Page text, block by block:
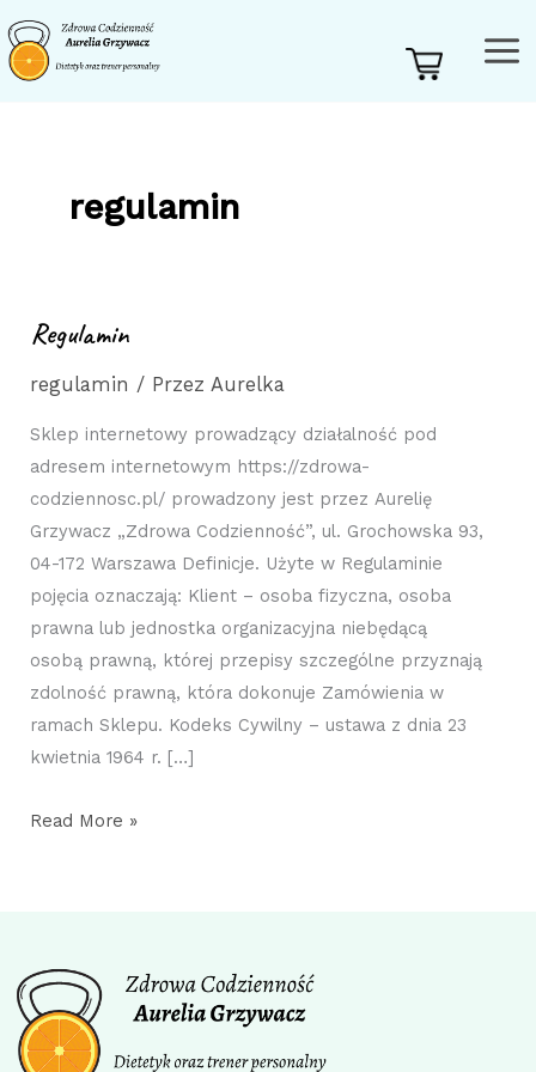
Przejdź
do
treści
regulamin
Regulamin
regulamin / PrzezAurelka
Sklep internetowy prowadzący działalność pod
adresem internetowym https://zdrowa-
codziennosc.pl/ prowadzony jest przez Aurelię
Grzywacz „Zdrowa Codzienność”, ul. Grochowska 93,
04-172 Warszawa Definicje. Użyte w Regulaminie
pojęcia oznaczają: Klient – osoba fizyczna, osoba
prawna lub jednostka organizacyjna niebędącą
osobą prawną, której przepisy szczególne przyznają
zdolność prawną, która dokonuje Zamówienia w
ramach Sklepu. Kodeks Cywilny – ustawa z dnia 23
kwietnia 1964 r. […]
Regulamin
Read More »